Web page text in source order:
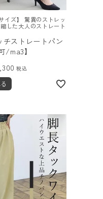
イズ】 驚異のストレッ
した大人のストレート
チストレートパン
/ma3】
税込